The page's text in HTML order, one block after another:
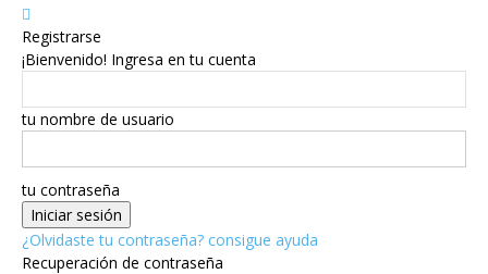
Registrarse
¡Bienvenido! Ingresa en tu cuenta
tu nombre de usuario
tu contraseña
¿Olvidaste tu contraseña? consigue ayuda
Recuperación de contraseña